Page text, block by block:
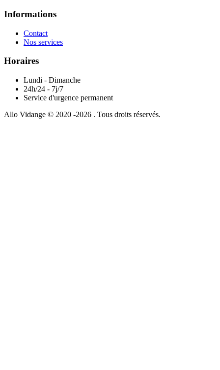
Informations
Contact
Nos services
Horaires
Lundi - Dimanche
24h/24 - 7j/7
Service d'urgence permanent
Allo Vidange © 2020 -2026 . Tous droits réservés.